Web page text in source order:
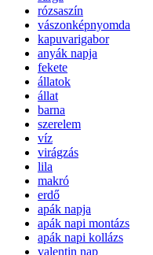
rózsaszín
vászonképnyomda
kapuvarigabor
anyák napja
fekete
állatok
állat
barna
szerelem
víz
virágzás
lila
makró
erdő
apák napja
apák napi montázs
apák napi kollázs
valentin nap